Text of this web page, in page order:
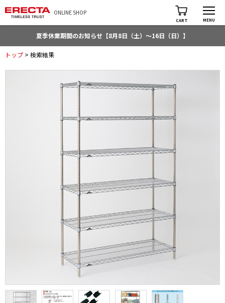
ONLINE SHOP
CART MENU
夏季休業期間のお知らせ【8月8日（土）～16日（日）】
トップ > 検索結果